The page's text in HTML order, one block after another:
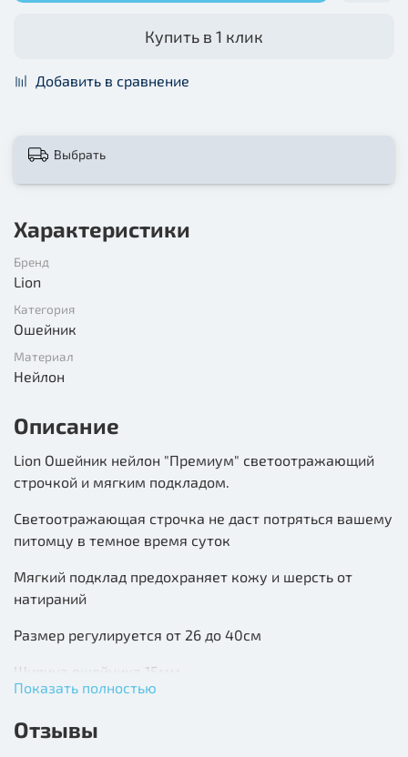
Купить в 1 клик
Добавить в сравнение
Выбрать
Характеристики
Бренд
Lion
Категория
Ошейник
Материал
Нейлон
Описание
Lion Ошейник нейлон "Премиум" светоотражающий
строчкой и мягким подкладом.
Светоотражающая строчка не даст потряться вашему
питомцу в темное время суток
Мягкий подклад предохраняет кожу и шерсть от
натираний
Размер регулируется от 26 до 40см
Ширина ошейника 15мм
Показать полностью
Отзывы